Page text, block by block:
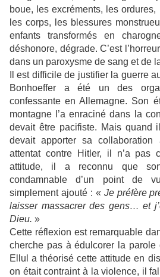
boue, les excréments, les
les corps, les blessures
enfants transformés en
déshonore, dégrade. C’est
dans un paroxysme de sang et de
Il est difficile de justifier la guerre
Bonhoeffer a été un des
confessante en Allemagne. Son
montagne l’a enraciné dans la
devait être pacifiste. Mais quand
devait apporter sa collaboration
attentat contre Hitler, il n’a pas
attitude, il a reconnu que
condamnable d’un point de
simplement ajouté : « Je préfère
laisser massacrer des gens… et
Dieu. »
Cette réflexion est remarquable
cherche pas à édulcorer la parole
Ellul a théorisé cette attitude en
on était contraint à la violence, il